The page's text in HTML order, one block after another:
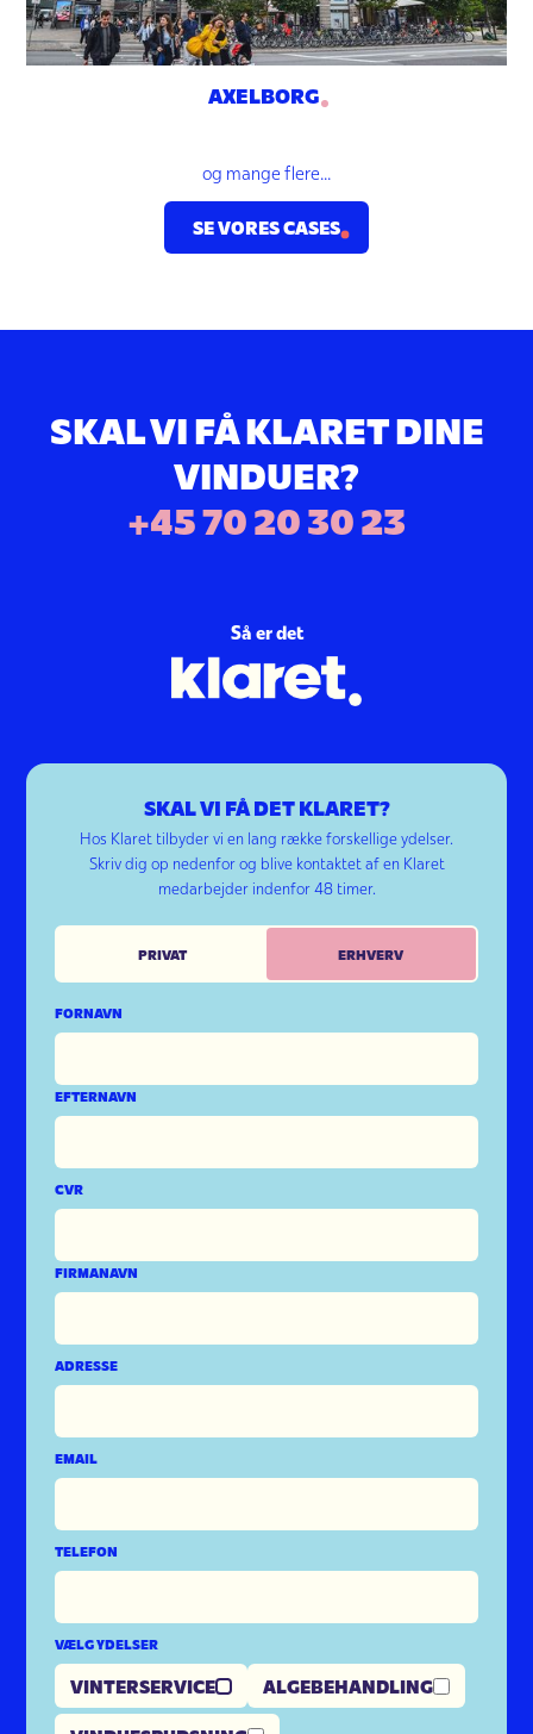
AXELBORG
og mange flere...
SE VORES CASES
SKAL VI FÅ KLARET DINE
VINDUER?
+45 70 20 30 23
Så er det
SKAL VI FÅ DET KLARET?
Hos Klaret tilbyder vi en lang række forskellige ydelser.
Skriv dig op nedenfor og blive kontaktet af en Klaret
medarbejder indenfor 48 timer.
PRIVAT ERHVERV
FORNAVN
EFTERNAVN
CVR
FIRMANAVN
ADRESSE
EMAIL
TELEFON
VÆLG YDELSER
VINTERSERVICE ALGEBEHANDLING